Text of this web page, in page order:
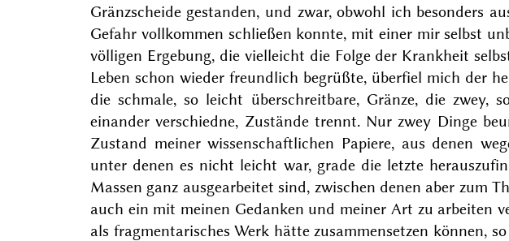
Gränzscheide gestanden, und zwar, obwohl ich besonders
Gefahr vollkommen schließen konnte, mit einer mir selbst
völligen Ergebung, die vielleicht die Folge der Krankheit
Leben schon wieder freundlich begrüßte, überfiel mich der
die schmale, so leicht überschreitbare, Gränze, die zwey,
einander verschiedne, Zustände trennt. Nur zwey Dinge
Zustand meiner wissenschaftlichen Papiere, aus denen
unter denen es nicht leicht war, grade die letzte
Massen ganz ausgearbeitet sind, zwischen denen aber zum
auch ein mit meinen Gedanken und meiner Art zu arbeiten
als fragmentarisches Werk hätte zusammensetzen können,